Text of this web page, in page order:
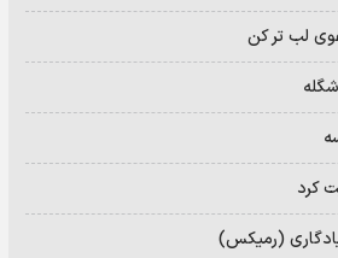
لب تر کن
کرد
(رمیکس)